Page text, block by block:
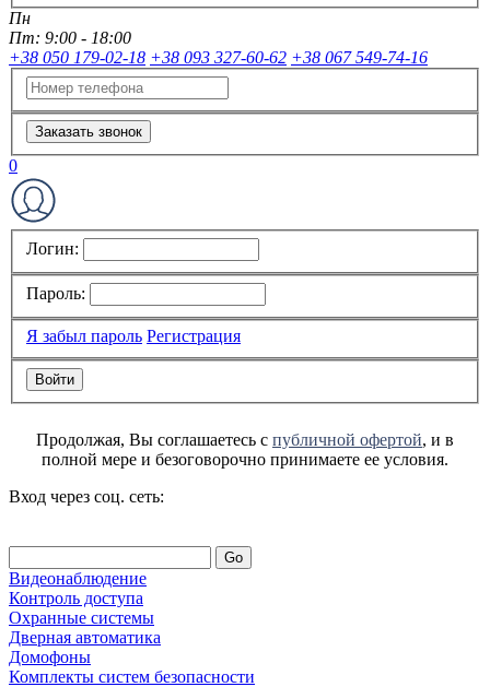
Пн
Пт: 9:00 - 18:00
+38 050 179-02-18 +38 093 327-60-62 +38 067 549-74-16
Заказать звонок
0
Логин:
Пароль:
Я забыл пароль Регистрация
Продолжая, Вы соглашаетесь с публичной офертой, и в
полной мере и безоговорочно принимаете ее условия.
Вход через соц. сеть:
Go
Видеонаблюдение
Контроль доступа
Охранные системы
Дверная автоматика
Домофоны
Комплекты систем безопасности